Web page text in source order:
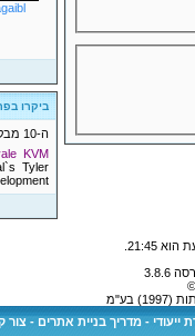
ביקרו
ה-10 מבקר(ים) האחרונ(ים) לדף זה היו:
KVM
Tyler
21:45
בע"מ
ייעודי -מדריך בניית אתרים -צור